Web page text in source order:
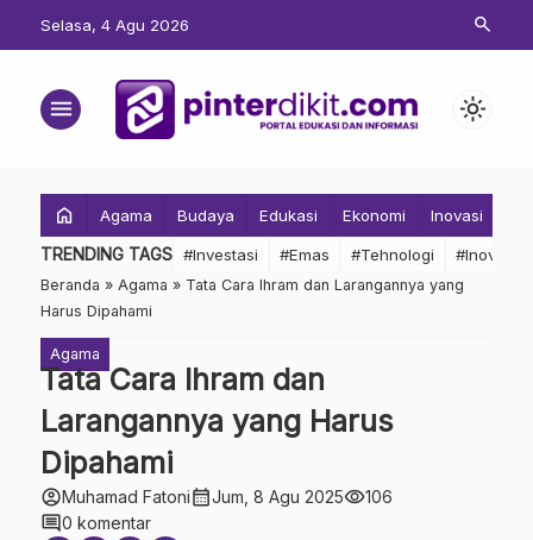
Selasa, 4 Agu 2026 search
menu light_mode
home Agama Budaya Edukasi Ekonomi Inovasi
TRENDING TAGS #Investasi #Emas #Tehnologi #Inovasi
Beranda » Agama » Tata Cara Ihram dan Larangannya yang
Harus Dipahami
Agama
Tata Cara Ihram dan
Larangannya yang Harus
Dipahami
account_circleMuhamad Fatonicalendar_monthJum, 8 Agu 2025visibility106
comment0 komentar